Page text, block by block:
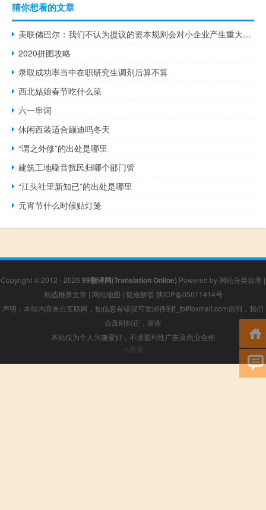
猜你想看的文章
美联储巴尔：我们不认为提议的资本规则会对小企业产生重大负面影响
2020拼图攻略
录取成功率当中在职研究生调剂后算不算
西北姑娘春节吃什么菜
六一串词
休闲西装适合蹦迪吗冬天
“谓之外修”的出处是哪里
建筑工地噪音扰民归哪个部门管
“江头社里新知已”的出处是哪里
元宵节什么时候贴灯笼
Copyright © 2012 - 2026 99翻译网(Translation Online) Powered by 网站分类目录 |
精选推荐文章 | 网站地图 | 疑难解答 陕ICP备05011414号
声明：本站内容来自互联网，如信息有错误可发邮件到f_fb#foxmail.com说明，我们
会及时纠正，谢谢
本站仅为个人兴趣爱好，不接盈利性广告及商业合作
小男孩